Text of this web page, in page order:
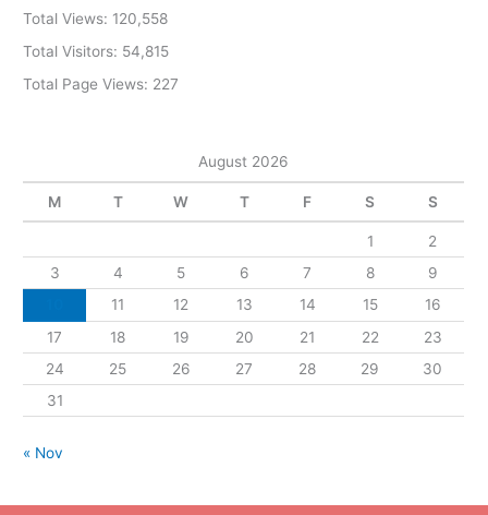
Total Views: 120,558
Total Visitors: 54,815
Total Page Views: 227
August 2026
M T W T F S S
1
2
3
4 5 6 7 8
9
11 12 13 14 15
16
17
18 19 20 21 22
23
24
25 26 27 28 29
30
31
« Nov